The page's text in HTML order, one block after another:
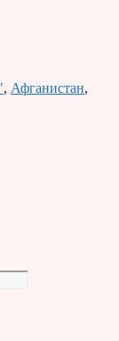
, Афганистан,